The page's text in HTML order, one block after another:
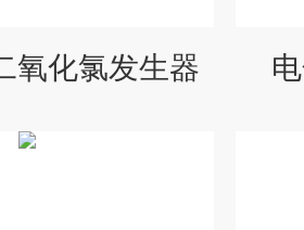
氧化氯发生器